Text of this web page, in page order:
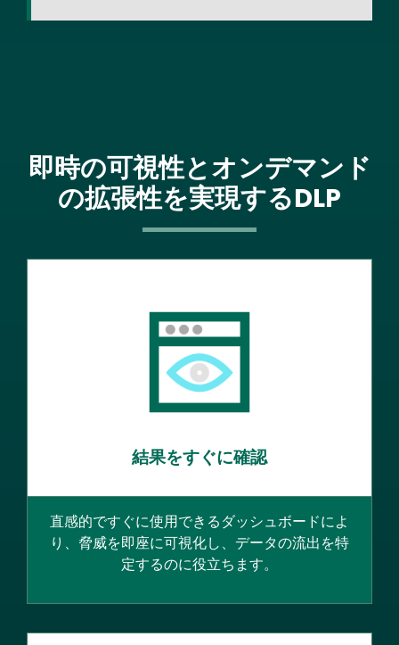
即時の可視性とオンデマンド
の拡張性を実現するDLP
結果をすぐに確認
直感的ですぐに使用できるダッシュボードによ
り、脅威を即座に可視化し、データの流出を特
定するのに役立ちます。